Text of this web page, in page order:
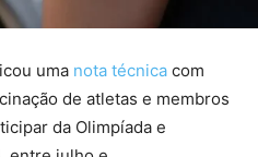
uma nota técnica com
de atletas e membros
da Olimpíada e